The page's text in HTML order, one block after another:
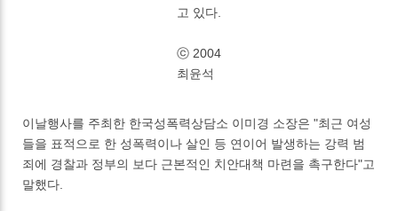
고 있다.
ⓒ 2004
최윤석
이날행사를 주최한 한국성폭력상담소 이미경 소장은 "최근 여성
들을 표적으로 한 성폭력이나 살인 등 연이어 발생하는 강력 범
죄에 경찰과 정부의 보다 근본적인 치안대책 마련을 촉구한다"고
말했다.